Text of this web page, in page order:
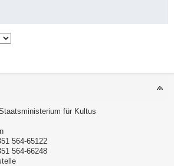
für Kultus
564-65122
564-66248